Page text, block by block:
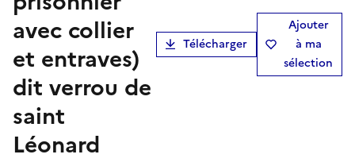
avec collier
et entraves)
dit verrou de
saint
Léonard
Télécharger
Ajouter
à ma
sélection